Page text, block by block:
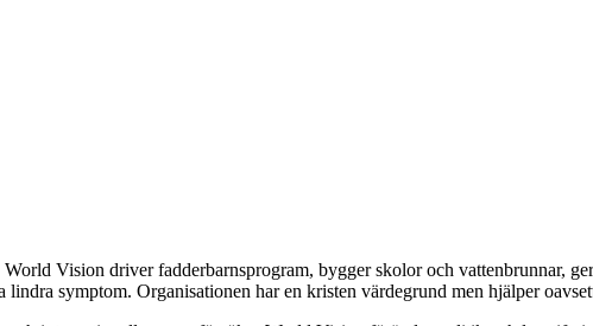
Vision driver fadderbarnsprogram, bygger skolor och vattenbrunnar,
lindra symptom. Organisationen har en kristen värdegrund men hjälper